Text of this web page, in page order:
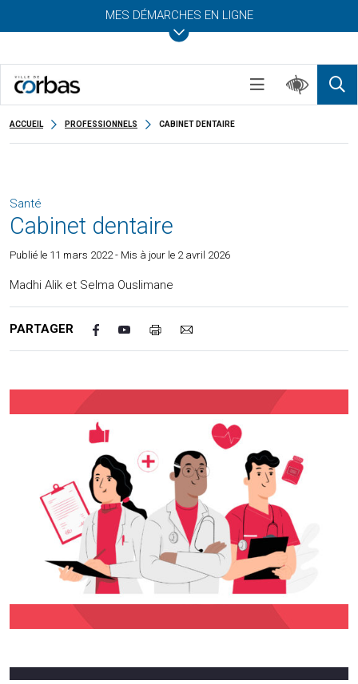
MES DÉMARCHES EN LIGNE
ACCUEIL PROFESSIONNELS CABINET DENTAIRE
Santé
Cabinet dentaire
Publié le 11 mars 2022- Mis à jour le 2 avril 2026
Madhi Alik et Selma Ouslimane
PARTAGER